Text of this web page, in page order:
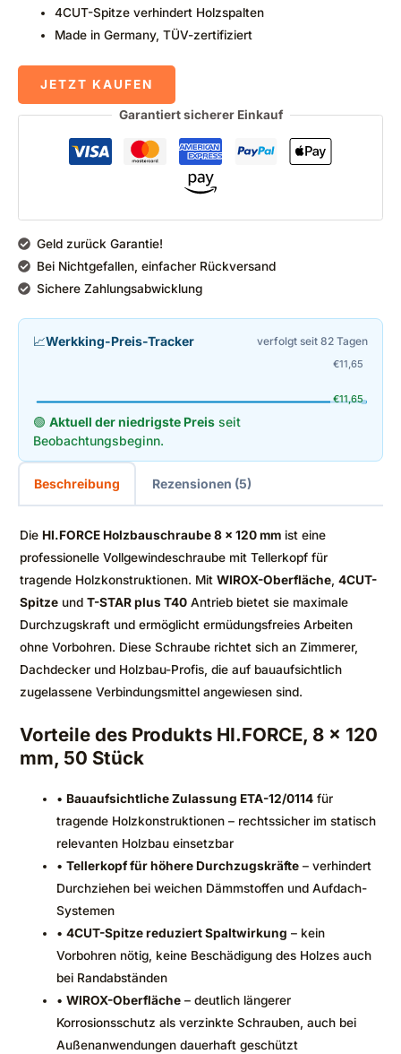
4CUT-Spitze verhindert Holzspalten
Made in Germany, TÜV-zertifiziert
JETZT KAUFEN
Garantiert sicherer Einkauf
Geld zurück Garantie!
Bei Nichtgefallen, einfacher Rückversand
Sichere Zahlungsabwicklung
📈Werkking-Preis-Tracker verfolgt seit 82 Tagen
€11,65
€11,65
🟢 Aktuell der niedrigste Preis seit
Beobachtungsbeginn.
Beschreibung Rezensionen (5)
Die HI.FORCE Holzbauschraube 8 x 120 mm ist eine
professionelle Vollgewindeschraube mit Tellerkopf für
tragende Holzkonstruktionen. Mit WIROX-Oberfläche, 4CUT-
Spitze und T-STAR plus T40 Antrieb bietet sie maximale
Durchzugskraft und ermöglicht ermüdungsfreies Arbeiten
ohne Vorbohren. Diese Schraube richtet sich an Zimmerer,
Dachdecker und Holzbau-Profis, die auf bauaufsichtlich
zugelassene Verbindungsmittel angewiesen sind.
Vorteile des Produkts HI.FORCE, 8 x 120
mm, 50 Stück
• Bauaufsichtliche Zulassung ETA-12/0114 für
tragende Holzkonstruktionen – rechtssicher im statisch
relevanten Holzbau einsetzbar
•Tellerkopf für höhere Durchzugskräfte – verhindert
Durchziehen bei weichen Dämmstoffen und Aufdach-
Systemen
•4CUT-Spitze reduziert Spaltwirkung – kein
Vorbohren nötig, keine Beschädigung des Holzes auch
bei Randabständen
•WIROX-Oberfläche – deutlich längerer
Korrosionsschutz als verzinkte Schrauben, auch bei
Außenanwendungen dauerhaft geschützt